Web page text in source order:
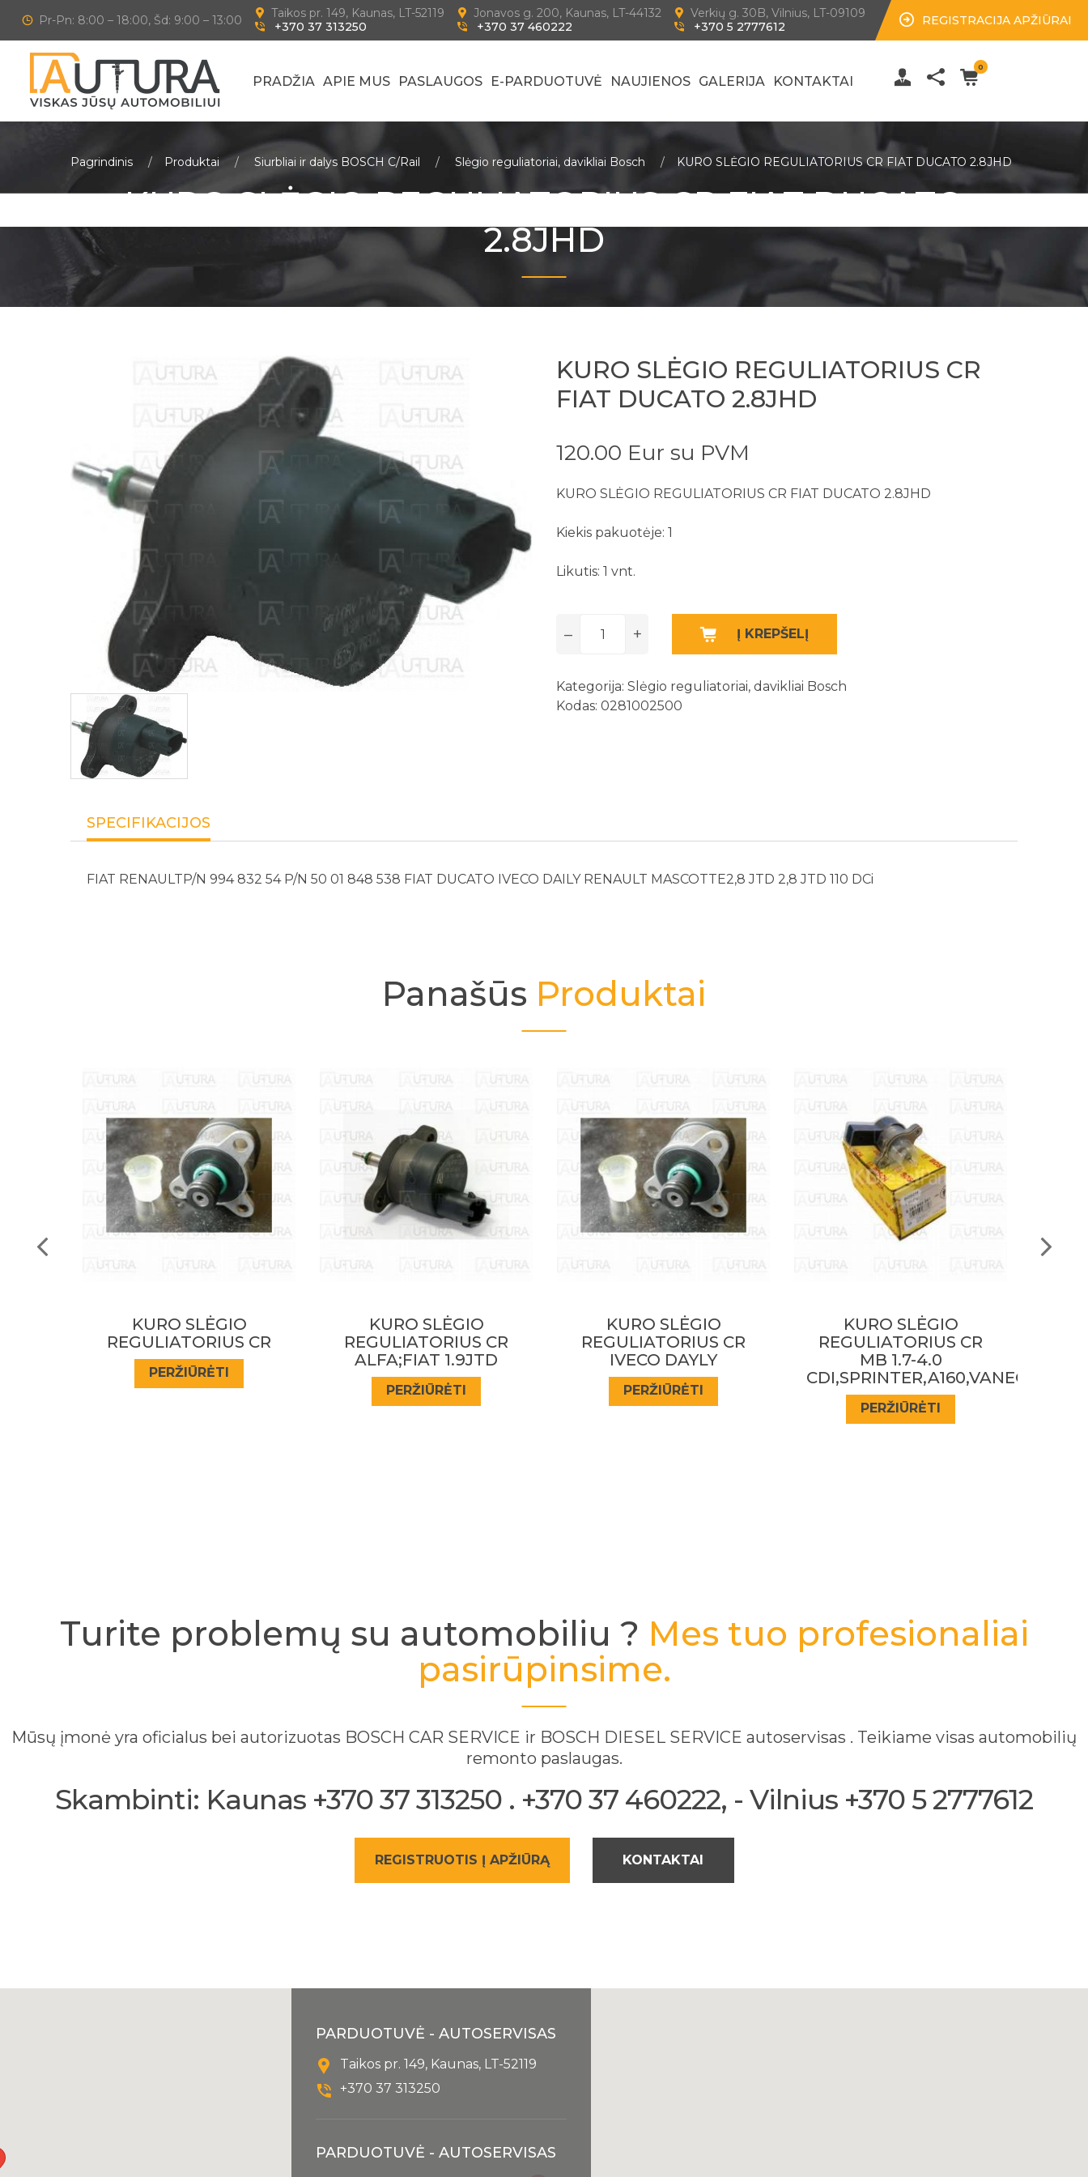
REGISTRACIJA APŽIŪRAI
Pr-Pn: 8:00 – 18:00, Šd: 9:00 – 13:00
Taikos pr. 149, Kaunas, LT-52119
+370 37 313250
Jonavos g. 200, Kaunas, LT-44132
+370 37 460222
Verkių g. 30B, Vilnius, LT-09109
+370 5 2777612
PRADŽIA APIE MUS PASLAUGOS E-PARDUOTUVĖ NAUJIENOS GALERIJA KONTAKTAI
0
Pagrindinis Produktai Siurbliai ir dalys BOSCH C/Rail Slėgio reguliatoriai, davikliai Bosch KURO SLĖGIO REGULIATORIUS CR FIAT DUCATO 2.8JHD
KURO SLĖGIO REGULIATORIUS CR FIAT DUCATO
2.8JHD
KURO SLĖGIO REGULIATORIUS CR
FIAT DUCATO 2.8JHD
120.00 Eur su PVM
KURO SLĖGIO REGULIATORIUS CR FIAT DUCATO 2.8JHD
Kiekis pakuotėje: 1
Likutis: 1 vnt.
– + Į KREPŠELĮ
Kategorija: Slėgio reguliatoriai, davikliai Bosch
Kodas: 0281002500
SPECIFIKACIJOS
FIAT RENAULTP/N 994 832 54 P/N 50 01 848 538 FIAT DUCATO IVECO DAILY RENAULT MASCOTTE2,8 JTD 2,8 JTD 110 DCi
Panašūs Produktai
KURO SLĖGIO
REGULIATORIUS CR
ALFA;FIAT 1.9JTD
PERŽIŪRĖTI
KURO SLĖGIO
REGULIATORIUS CR
IVECO DAYLY
PERŽIŪRĖTI
KURO SLĖGIO
REGULIATORIUS CR
MB 1.7-4.0
CDI,SPRINTER,A160,VANEO,ML,E,S320
PERŽIŪRĖTI
KURO SLĖGIO
REGULIATORIUS CR
BMW
330D,525D,530D,730D,X5
PERŽIŪRĖTI
Turite problemų su automobiliu ? Mes tuo profesionaliai
pasirūpinsime.
Mūsų įmonė yra oficialus bei autorizuotas BOSCH CAR SERVICE ir BOSCH DIESEL SERVICE autoservisas . Teikiame visas automobilių
remonto paslaugas.
Skambinti: Kaunas +370 37 313250 . +370 37 460222, - Vilnius +370 5 2777612
REGISTRUOTIS Į APŽIŪRĄ KONTAKTAI
PARDUOTUVĖ - AUTOSERVISAS
Taikos pr. 149, Kaunas, LT-52119
+370 37 313250
PARDUOTUVĖ - AUTOSERVISAS